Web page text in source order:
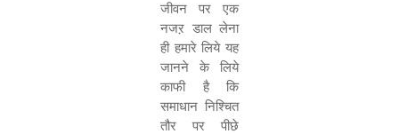
जीवन पर एक
नजऱ डाल लेना
ही हमारे लिये यह
जानने के लिये
काफी है कि
समाधान निश्चित
तौर पर पीछे